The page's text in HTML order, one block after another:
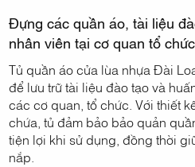
Đựng các quần áo, tài liệu
nhân viên tại cơ quan tổ chức
Tủ quần áo cửa lùa nhựa Đài
để lưu trữ tài liệu đào tạo và
các cơ quan, tổ chức. Với thiết
chứa, tủ đảm bảo bảo quản
tiện lợi khi sử dụng, đồng thời
nắp.